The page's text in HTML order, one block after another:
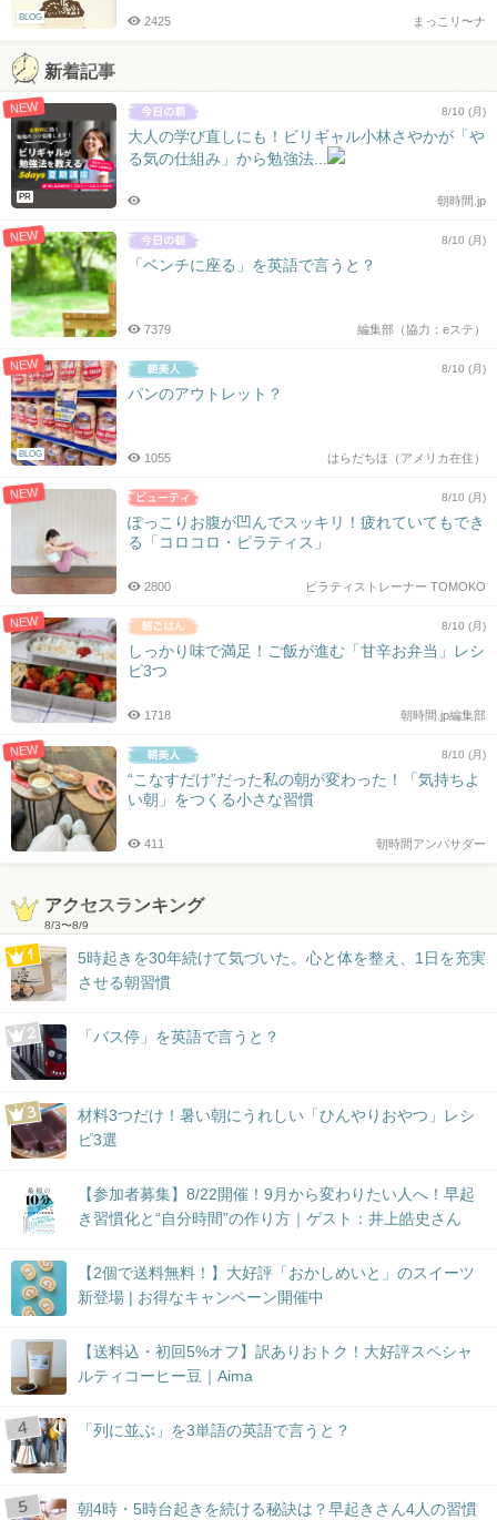
BLOG まっこリ〜ナ
2425
新着記事
NEW
PR
8/10 (月)
大人の学び直しにも！ビリギャル小林さやかが「や
る気の仕組み」から勉強法...
朝時間.jp
NEW 8/10 (月)
「ベンチに座る」を英語で言うと？
編集部（協力：eステ）
7379
NEW
BLOG
8/10 (月)
パンのアウトレット？
はらだちほ（アメリカ在住）
1055
NEW 8/10 (月)
ぽっこりお腹が凹んでスッキリ！疲れていてもでき
る「コロコロ・ピラティス」
ピラティストレーナー TOMOKO
2800
NEW 8/10 (月)
しっかり味で満足！ご飯が進む「甘辛お弁当」レシ
ピ3つ
朝時間.jp編集部
1718
NEW 8/10 (月)
“こなすだけ”だった私の朝が変わった！「気持ちよ
い朝」をつくる小さな習慣
朝時間アンバサダー
411
アクセスランキング
8/3〜8/9
5時起きを30年続けて気づいた。心と体を整え、1日を充実
させる朝習慣
「バス停」を英語で言うと？
材料3つだけ！暑い朝にうれしい「ひんやりおやつ」レシ
ピ3選
【参加者募集】8/22開催！9月から変わりたい人へ！早起
き習慣化と“自分時間”の作り方｜ゲスト：井上皓史さん
【2個で送料無料！】大好評「おかしめいと」のスイーツ
新登場 | お得なキャンペーン開催中
【送料込・初回5%オフ】訳ありおトク！大好評スペシャ
ルティコーヒー豆｜Aima
「列に並ぶ」を3単語の英語で言うと？
朝4時・5時台起きを続ける秘訣は？早起きさん4人の習慣